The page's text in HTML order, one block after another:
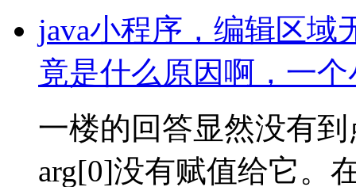
java小程序，编辑区域
竟是什么原因啊，一
一楼的回答显然没有
arg[0]没有赋值给它。